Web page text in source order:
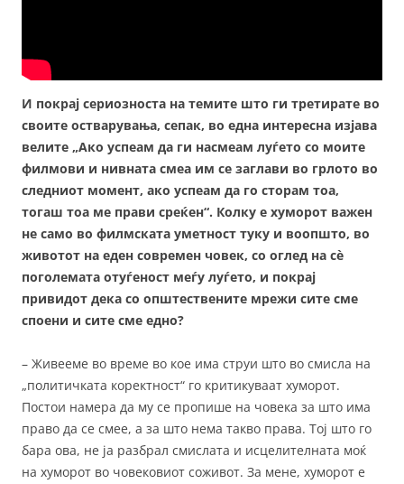
И покрај сериозноста на темите што ги третирате во
своите остварувања, сепак, во една интересна изјава
велите „Ако успеам да ги насмеам луѓето со моите
филмови и нивната смеа им се заглави во грлото во
следниот момент, ако успеам да го сторам тоа,
тогаш тоа ме прави среќен“. Колку е хуморот важен
не само во филмската уметност туку и воопшто, во
животот на еден современ човек, со оглед на сè
поголемата отуѓеност меѓу луѓето, и покрај
привидот дека со општествените мрежи сите сме
споени и сите сме едно?
– Живееме во време во кое има струи што во смисла на
„политичката коректност“ го критикуваат хуморот.
Постои намера да му се пропише на човека за што има
право да се смее, а за што нема такво права. Тој што го
бара ова, не ја разбрал смислата и исцелителната моќ
на хуморот во човековиот соживот. За мене, хуморот е